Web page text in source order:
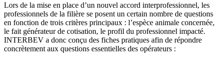
Lors de la mise en place d’un nouvel accord interprofessionnel, les
professionnels de la filière se posent un certain nombre de questions
en fonction de trois critères principaux : l’espèce animale concernée,
le fait générateur de cotisation, le profil du professionnel impacté.
INTERBEV a donc conçu des fiches pratiques afin de répondre
concrètement aux questions essentielles des opérateurs :